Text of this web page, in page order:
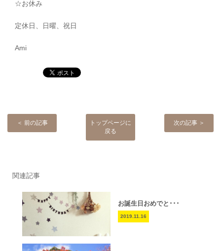
☆お休み
定休日、日曜、祝日
Ami
＜ 前の記事
トップページに
戻る
次の記事 ＞
関連記事
お誕生日おめでと･･･
2019.11.16